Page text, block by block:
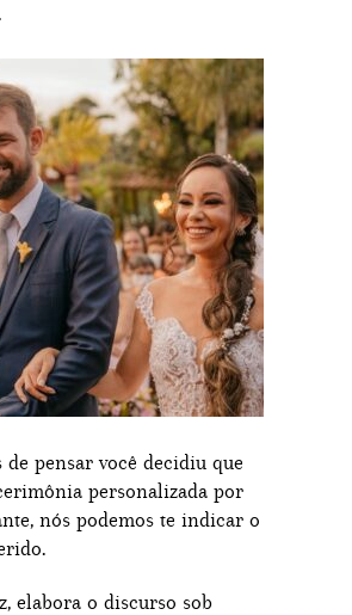
de pensar você decidiu que
personalizada por
nós podemos te indicar o
elabora o discurso sob